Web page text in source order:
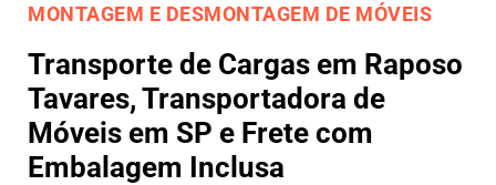
MONTAGEM E DESMONTAGEM DE MÓVEIS
Transporte de Cargas em Raposo
Tavares, Transportadora de
Móveis em SP e Frete com
Embalagem Inclusa